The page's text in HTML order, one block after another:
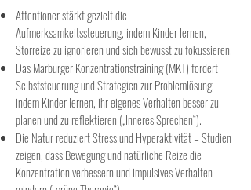
Attentioner stärkt gezielt die
Aufmerksamkeitssteuerung, indem Kinder lernen,
Störreize zu ignorieren und sich bewusst zu fokussieren.
Das Marburger Konzentrationstraining (MKT) fördert
Selbststeuerung und Strategien zur Problemlösung,
indem Kinder lernen, ihr eigenes Verhalten besser zu
planen und zu reflektieren („Inneres Sprechen“).
Die Natur reduziert Stress und Hyperaktivität – Studien
zeigen, dass Bewegung und natürliche Reize die
Konzentration verbessern und impulsives Verhalten